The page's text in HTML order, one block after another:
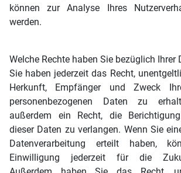
können zur Analyse Ihres
werden.
Welche Rechte haben Sie bezüglich Ihrer
Sie haben jederzeit das Recht,
Herkunft, Empfänger und Zweck
personenbezogenen Daten zu
außerdem ein Recht, die
dieser Daten zu verlangen. Wenn Sie
Datenverarbeitung erteilt haben,
Einwilligung jederzeit für die